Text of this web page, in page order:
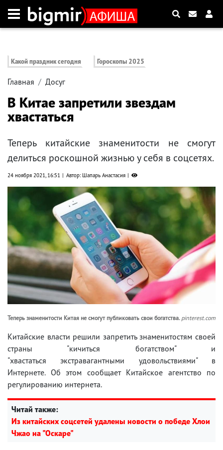
Какой праздник сегодня Гороскопы 2025
Главная Досуг
В Китае запретили звездам
хвастаться
Теперь китайские знаменитости не смогут
делиться роскошной жизнью у себя в соцсетях.
24 ноября 2021, 16:51 Автор: Шапарь Анастасия
Теперь знаменитости Китая не смогут публиковать свои богатства. pinterest.com
Китайские власти решили запретить знаменитостям своей
страны "кичиться богатством" и
"хвастаться экстравагантными удовольствиями" в
Интернете. Об этом сообщает Китайское агентство по
регулированию интернета.
Читай также:
Из китайских соцсетей удалены новости о победе Хлои
Чжао на "Оскаре"